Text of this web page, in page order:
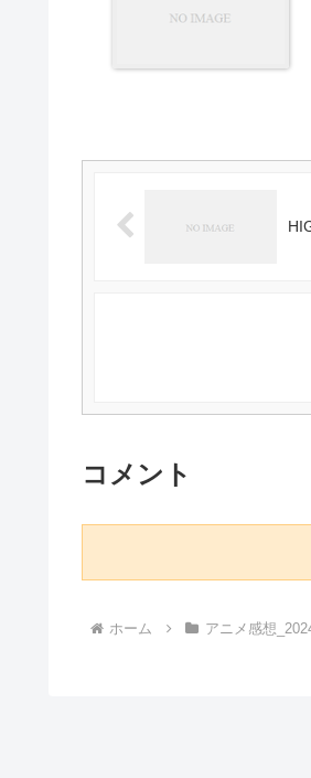
コメント
ホーム アニメ感想